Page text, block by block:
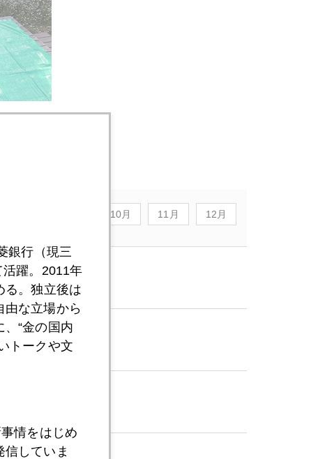
10月 11月 12月
銀行（現三
躍。2011年
る。独立後は
由な立場から
“金の国内
トークや文
情をはじめ
していま